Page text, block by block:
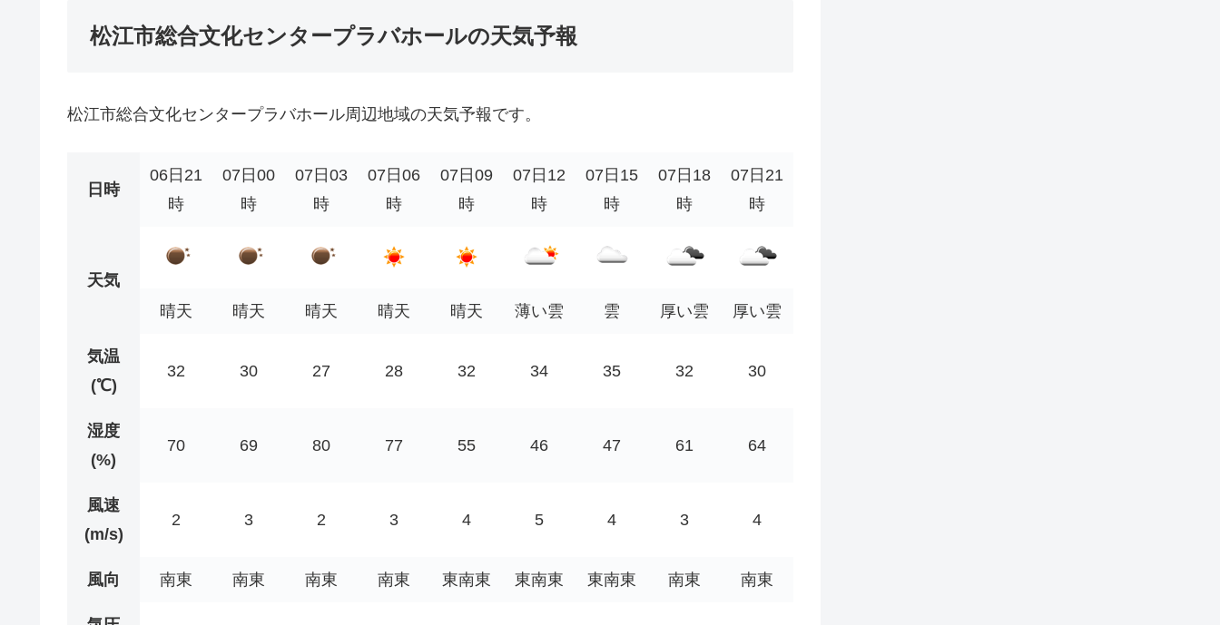
松江市総合文化センタープラバホールの天気予報
松江市総合文化センタープラバホール周辺地域の天気予報です。
日時
06日21
時
07日00
時
07日03
時
07日06
時
07日09
時
07日12
時
07日15
時
07日18
時
07日21
時
天気
晴天
晴天 晴天 晴天 晴天 薄い雲 雲 厚い雲 厚い雲
気温
(℃)
32 30 27 28 32 34 35 32 30
湿度
(%)
70 69 80 77 55 46 47 61 64
風速
(m/s)
2 3 2 3 4 5 4 3 4
風向 南東 南東 南東 南東 東南東 東南東 東南東 南東 南東